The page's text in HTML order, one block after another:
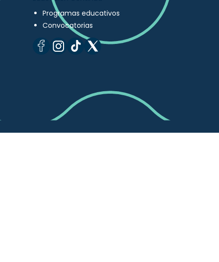
Programas educativos
Convocatorias